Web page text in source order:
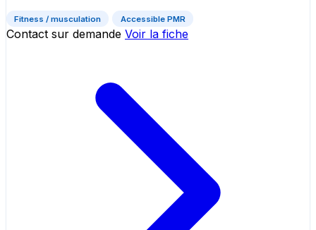
Fitness / musculation Accessible PMR
Contact sur demande Voir la fiche